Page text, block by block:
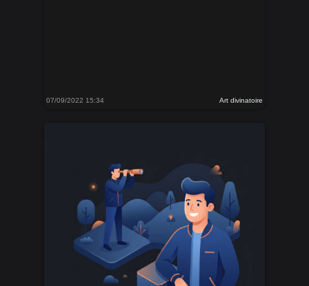
07/09/2022 15:34 Art divinatoire